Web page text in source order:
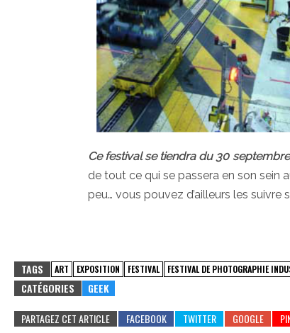
Ce festival se tiendra du 30
de tout ce qui se passera en son sein
peu… vous pouvez d’ailleurs les suivre
TAGS ART EXPOSITION FESTIVAL FESTIVAL DE PHOTOGRAPHIE
CATÉGORIES GEEK
PARTAGEZ CET ARTICLE